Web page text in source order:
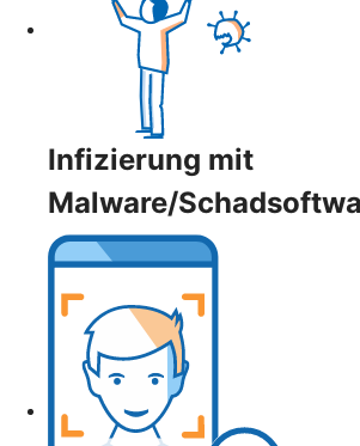
Infizierung mit
Malware/